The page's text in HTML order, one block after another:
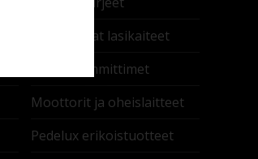
Nostettavat lasikaiteet
Terassilämmittimet
Moottorit ja oheislaitteet
Pedelux erikoistuotteet